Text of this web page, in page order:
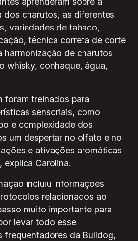
dos charutos, as diferentes
variedades de tabaco,
técnica correta de corte
harmonização de charutos
whisky, conhaque, água,
foram treinados para
sensoriais, como
e complexidade dos
um despertar no olfato e no
e ativações aromáticas
explica Carolina.
incluiu informações
relacionados ao
muito importante para
levar todo esse
frequentadores da Bulldog,